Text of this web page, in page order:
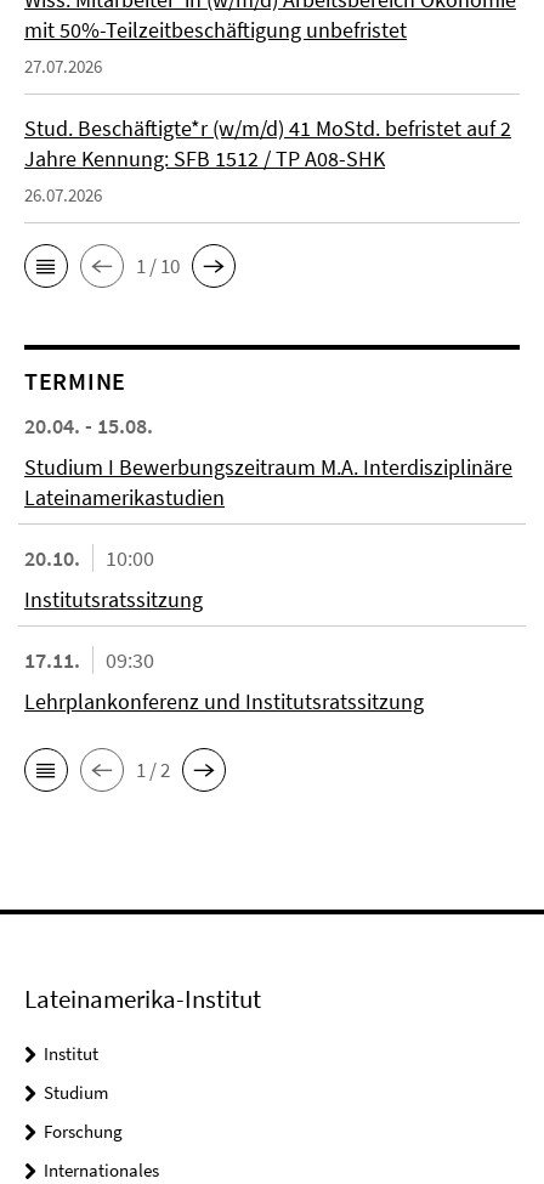
mit 50%-Teilzeitbeschäftigung unbefristet
27.07.2026
Stud. Beschäftigte*r (w/m/d) 41 MoStd. befristet auf 2
Jahre Kennung: SFB 1512 / TP A08-SHK
26.07.2026
1 / 10
TERMINE
20.04. - 15.08.
Studium I Bewerbungszeitraum M.A. Interdisziplinäre
Lateinamerikastudien
20.10.
10:00
Institutsratssitzung
17.11.
09:30
Lehrplankonferenz und Institutsratssitzung
1 / 2
Lateinamerika-Institut
Institut
Studium
Forschung
Internationales